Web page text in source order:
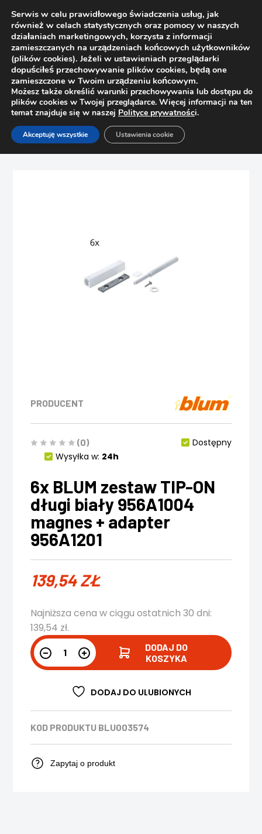
Strona główna Sklep
Zawiasy
6x BLUM zestaw TIP-ON długi biały 956A1004 magnes +
PRODUCENT
(0)
Dostępny
Wysyłka w: 24h
6x BLUM zestaw TIP-ON
długi biały 956A1004
magnes + adapter
956A1201
139,54ZŁ
Najniższa cena w ciągu ostatnich 30 dni:
139,54 zł.
DODAJ DO
KOSZYKA
DODAJ DO ULUBIONYCH
KOD PRODUKTU BLU003574
Zapytaj o produkt
Serwis w celu prawidłowego świadczenia usług, jak
również w celach statystycznych oraz pomocy w naszych
działaniach marketingowych, korzysta z informacji
zamieszczanych na urządzeniach końcowych użytkowników
(plików cookies). Jeżeli w ustawieniach przeglądarki
dopuściłeś przechowywanie plików cookies, będą one
zamieszczone w Twoim urządzeniu końcowym.
Możesz także określić warunki przechowywania lub dostępu do
plików cookies w Twojej przeglądarce. Więcej informacji na ten
temat znajduje się w naszej Polityce prywatności.
Akceptuję wszystkie Ustawienia cookie